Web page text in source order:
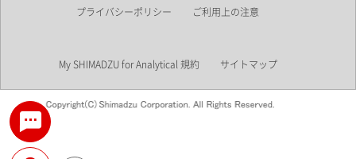
プライバシーポリシー ご利用上の注意
My SHIMADZU for Analytical 規約 サイトマップ